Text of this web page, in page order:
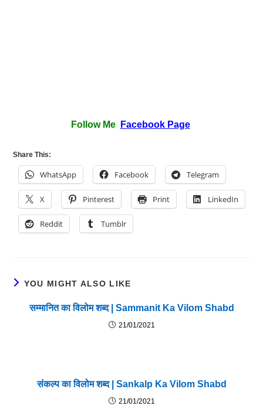
Follow Me Facebook Page
Share This:
WhatsApp Facebook Telegram
X Pinterest Print LinkedIn
Reddit Tumblr
YOU MIGHT ALSO LIKE
सम्मानित का विलोम शब्द | Sammanit Ka Vilom Shabd
21/01/2021
संकल्प का विलोम शब्द | Sankalp Ka Vilom Shabd
21/01/2021